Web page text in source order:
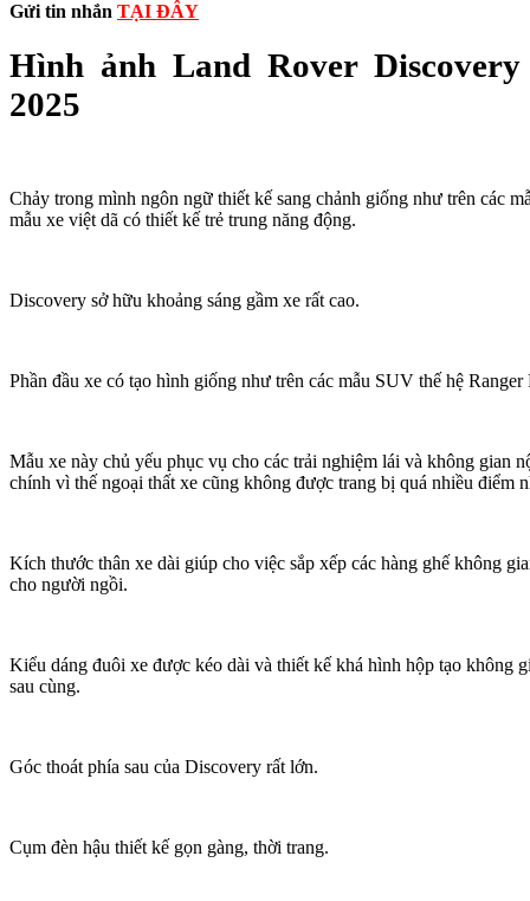
Gửi tin nhắn TẠI ĐÂY
Hình ảnh Land Rover Discovery
2025
Chảy trong mình ngôn ngữ thiết kế sang chảnh giống như trên các
mẫu xe việt dã có thiết kế trẻ trung năng động.
Discovery sở hữu khoảng sáng gầm xe rất cao.
Phần đầu xe có tạo hình giống như trên các mẫu SUV thế hệ Ranger
Mẫu xe này chủ yếu phục vụ cho các trải nghiệm lái và không gian
chính vì thế ngoại thất xe cũng không được trang bị quá nhiều điểm
Kích thước thân xe dài giúp cho việc sắp xếp các hàng ghế không
cho người ngồi.
Kiểu dáng đuôi xe được kéo dài và thiết kế khá hình hộp tạo không
sau cùng.
Góc thoát phía sau của Discovery rất lớn.
Cụm đèn hậu thiết kế gọn gàng, thời trang.